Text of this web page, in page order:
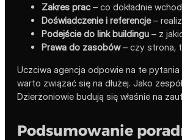
Zakres prac– co dokładnie
Doświadczenie i referencje–
Podejście do link buildingu – z
Prawa do zasobów– czy strona,
Uczciwa agencja odpowie na te
warto związać się na dłużej. Jako
Dzierżoniowie budują się właśnie na
Podsumowanie